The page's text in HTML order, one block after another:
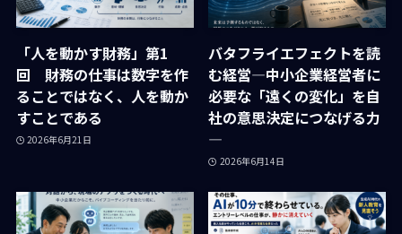
「人を動かす財務」第1
回 財務の仕事は数字を作
ることではなく、人を動か
すことである
2026年6月21日
バタフライエフェクトを読
む経営―中小企業経営者に
必要な「遠くの変化」を自
社の意思決定につなげる力
―
2026年6月14日